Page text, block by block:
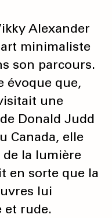
Alexander
minimaliste
son parcours.
évoque que,
une
Donald Judd
Canada, elle
la lumière
en sorte que la
lui
et rude.